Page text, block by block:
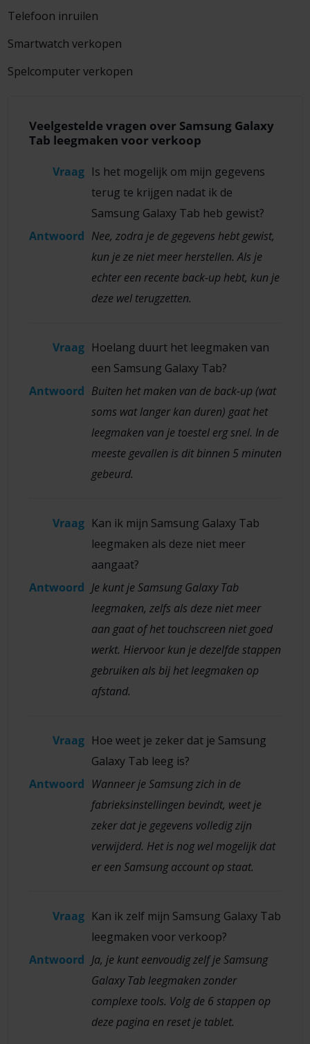
Telefoon inruilen
Smartwatch verkopen
Spelcomputer verkopen
Veelgestelde vragen over Samsung Galaxy
Tab leegmaken voor verkoop
Vraag Is het mogelijk om mijn gegevens
terug te krijgen nadat ik de
Samsung Galaxy Tab heb gewist?
Antwoord Nee, zodra je de gegevens hebt gewist,
kun je ze niet meer herstellen. Als je
echter een recente back-up hebt, kun je
deze wel terugzetten.
Vraag Hoelang duurt het leegmaken van
een Samsung Galaxy Tab?
Antwoord Buiten het maken van de back-up (wat
soms wat langer kan duren) gaat het
leegmaken van je toestel erg snel. In de
meeste gevallen is dit binnen 5 minuten
gebeurd.
Vraag Kan ik mijn Samsung Galaxy Tab
leegmaken als deze niet meer
aangaat?
Antwoord Je kunt je Samsung Galaxy Tab
leegmaken, zelfs als deze niet meer
aan gaat of het touchscreen niet goed
werkt. Hiervoor kun je dezelfde stappen
gebruiken als bij het leegmaken op
afstand.
Vraag Hoe weet je zeker dat je Samsung
Galaxy Tab leeg is?
Antwoord Wanneer je Samsung zich in de
fabrieksinstellingen bevindt, weet je
zeker dat je gegevens volledig zijn
verwijderd. Het is nog wel mogelijk dat
er een Samsung account op staat.
Vraag Kan ik zelf mijn Samsung Galaxy Tab
leegmaken voor verkoop?
Antwoord Ja, je kunt eenvoudig zelf je Samsung
Galaxy Tab leegmaken zonder
complexe tools. Volg de 6 stappen op
deze pagina en reset je tablet.